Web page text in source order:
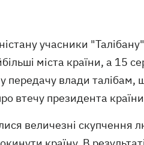
учасники
міста країни, а 15
передачу влади талібам,
втечу президента
величезні